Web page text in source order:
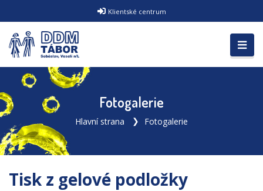
Klientské centrum
Fotogalerie
Hlavní strana Fotogalerie
Tisk z gelové podložky